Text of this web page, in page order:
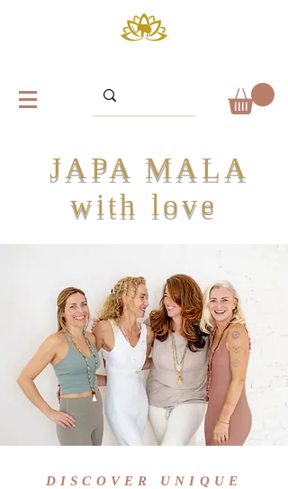
JAPA MALA
with love
DISCOVER UNIQUE